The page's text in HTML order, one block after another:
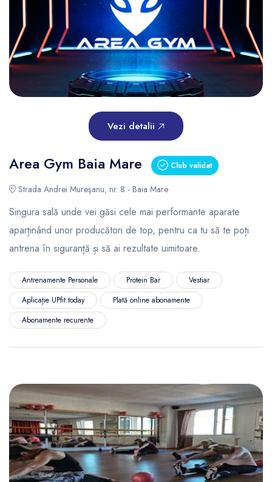
Vezi detalii
Area Gym Baia Mare Club validat
Strada Andrei Mureşanu, nr. 8 - Baia Mare
Singura sală unde vei găsi cele mai performante aparate
aparținând unor producători de top, pentru ca tu să te poți
antrena în siguranță și să ai rezultate uimitoare.
Antrenamente Personale Protein Bar
Vestiar
Aplicație UPfit.today
Plată online abonamente
Abonamente recurente